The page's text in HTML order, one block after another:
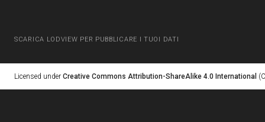
SCARICA LODVIEW PER PUBBLICARE I TUOI DATI
Licensed under Creative Commons Attribution-ShareAlike 4.0 International